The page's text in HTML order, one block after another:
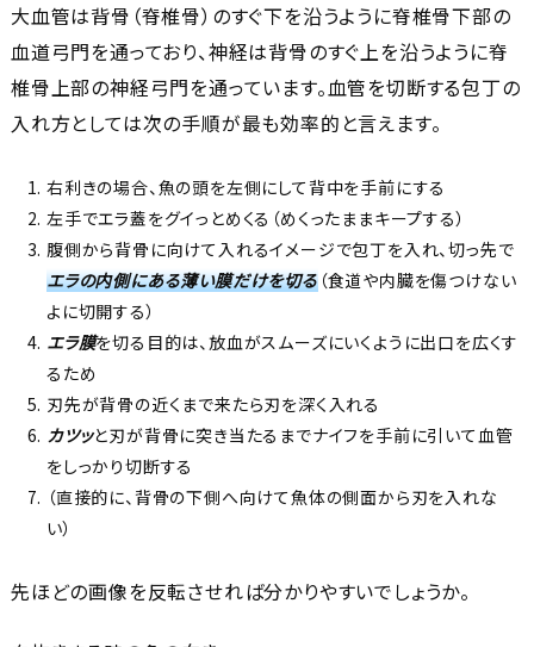
大血管は背骨（脊椎骨）のすぐ下を沿うように脊椎骨下部の
血道弓門を通っており、神経は背骨のすぐ上を沿うように脊
椎骨上部の神経弓門を通っています。血管を切断する包丁の
入れ方としては次の手順が最も効率的と言えます。
右利きの場合、魚の頭を左側にして背中を手前にする
左手でエラ蓋をグイっとめくる（めくったままキープする）
腹側から背骨に向けて入れるイメージで包丁を入れ、切っ先で
エラの内側にある薄い膜だけを切る（食道や内臓を傷つけない
よに切開する）
エラ膜を切る目的は、放血がスムーズにいくように出口を広くす
るため
刃先が背骨の近くまで来たら刃を深く入れる
カツッと刃が背骨に突き当たるまでナイフを手前に引いて血管
をしっかり切断する
（直接的に、背骨の下側へ向けて魚体の側面から刃を入れな
い）
先ほどの画像を反転させれば分かりやすいでしょうか。